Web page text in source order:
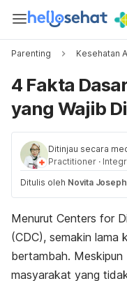
Parenting Kesehatan
4 Fakta
yang Wajib
Ditinjau secara
Practitioner ·
Ditulis oleh Novita Joseph
Menurut Centers for
(CDC), semakin lama
bertambah.
masyarakat yang